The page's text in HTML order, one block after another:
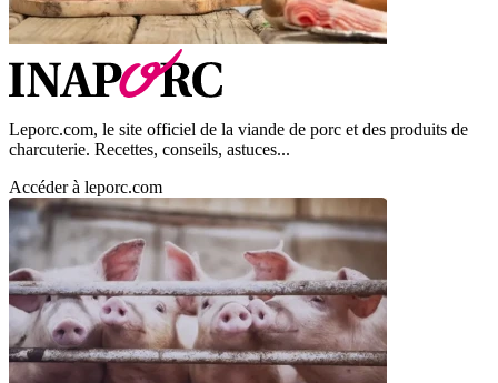
Leporc.com, le site officiel de la viande de porc et des produits de
charcuterie. Recettes, conseils, astuces...
Accéder à leporc.com